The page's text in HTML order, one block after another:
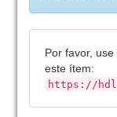
Por favor,
este ítem:
https://